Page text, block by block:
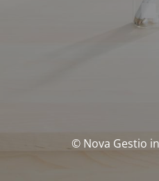
© Nova Gestio